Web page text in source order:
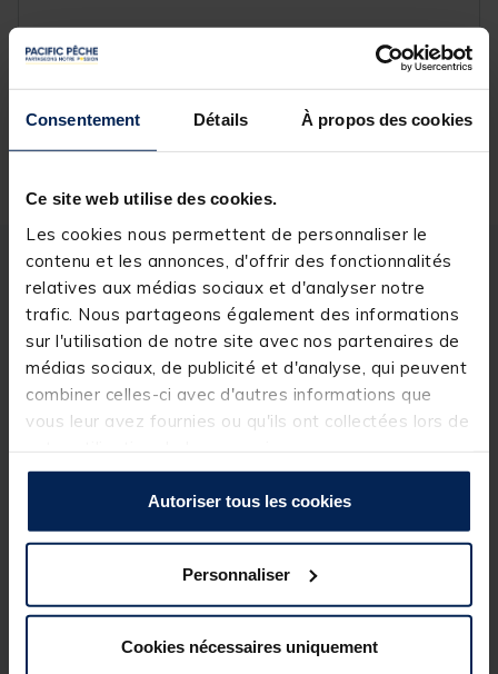
Consentement Détails À propos des cookies
Ce site web utilise des cookies.
Les cookies nous permettent de personnaliser le
contenu et les annonces, d'offrir des fonctionnalités
relatives aux médias sociaux et d'analyser notre
trafic. Nous partageons également des informations
sur l'utilisation de notre site avec nos partenaires de
médias sociaux, de publicité et d'analyse, qui peuvent
combiner celles-ci avec d'autres informations que
vous leur avez fournies ou qu'ils ont collectées lors de
Autoriser tous les cookies
Personnaliser
Cookies nécessaires uniquement
Réserver en ligne et payer en magasin
Livraison gratuite en point relais et magasin
Description Spécifications
Description & détails
Description
stabilité irréprochable.
• Taille : 46 pouces
• Aluminium 6082 haute résistance
• Pointe inox usinée haute précision